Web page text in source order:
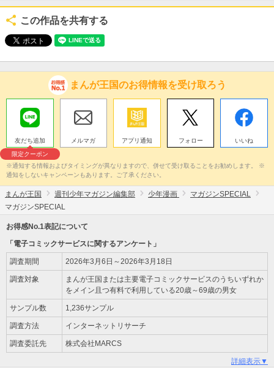
この作品を共有する
まんが王国のお得情報を受け取ろう
友だち追加
限定クーポン
メルマガ アプリ通知 フォロー いいね
※通知する情報およびタイミングが異なりますので、併せて受け取ることをお勧めします。 ※
通知をしないキャンペーンもあります。ご了承ください。
まんが王国 週刊少年マガジン編集部 少年漫画
マガジンSPECIAL
マガジンSPECIAL
お得感No.1表記について
「電子コミックサービスに関するアンケート」
調査期間 2026年3月6日～2026年3月18日
調査対象
まんが王国または主要電子コミックサービスのうちいずれか
をメイン且つ有料で利用している20歳～69歳の男女
サンプル数 1,236サンプル
調査方法 インターネットリサーチ
調査委託先 株式会社MARCS
詳細表示▼